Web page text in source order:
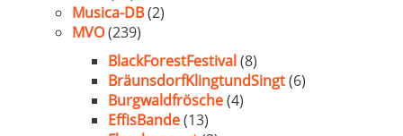
Musica-DB(2)
MVO(239)
BlackForestFestival(8)
BräunsdorfKlingtundSingt(6)
Burgwaldfrösche(4)
EffisBande(13)